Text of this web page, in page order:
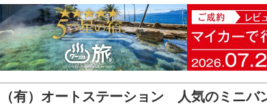
（有）オートステーション 人気のミニ